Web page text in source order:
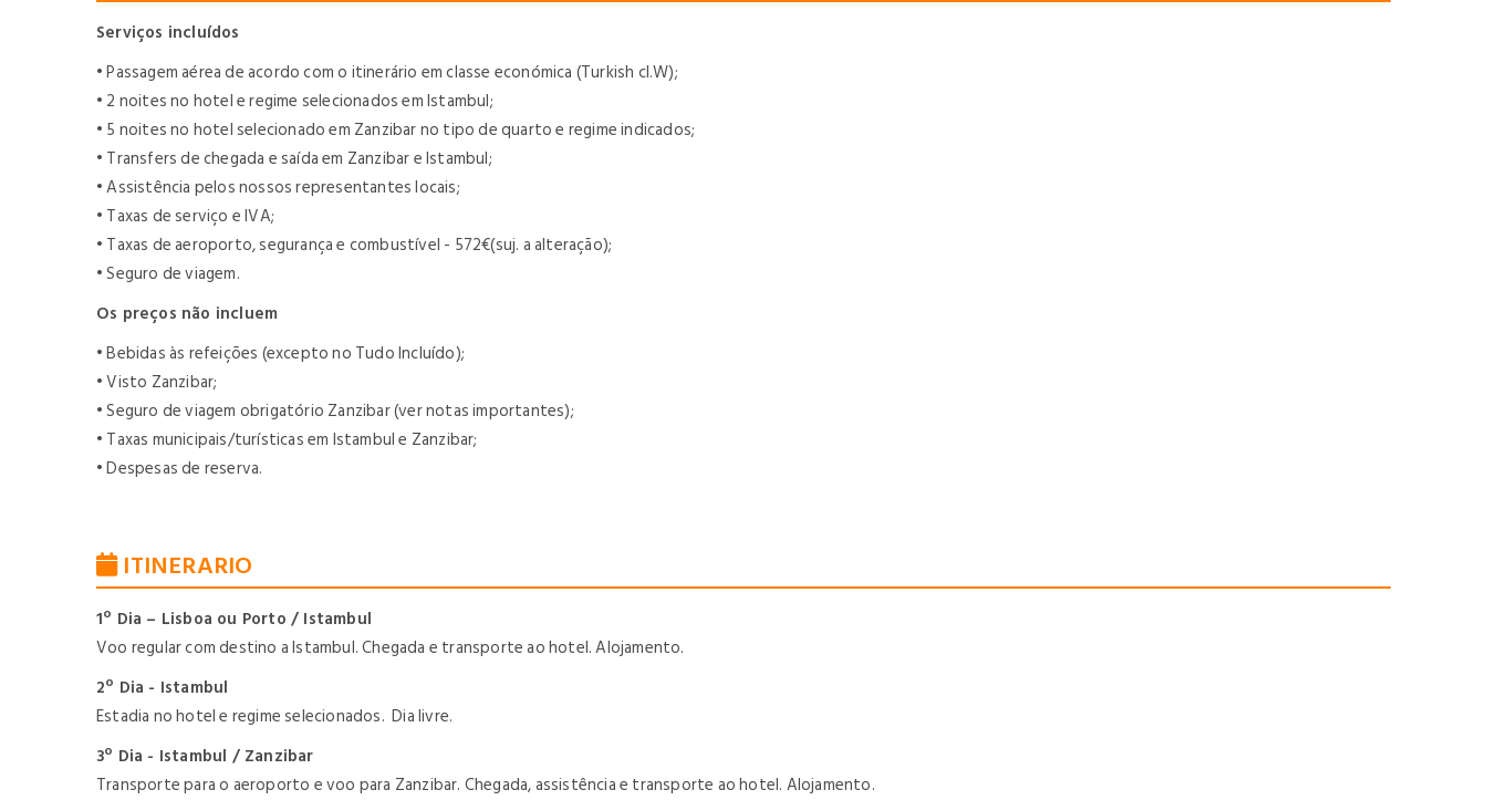
Serviços incluídos
• Passagem aérea de acordo com o itinerário em classe económica (Turkish cl.W);
• 2 noites no hotel e regime selecionados em Istambul;
• 5 noites no hotel selecionado em Zanzibar no tipo de quarto e regime indicados;
• Transfers de chegada e saída em Zanzibar e Istambul;
• Assistência pelos nossos representantes locais;
• Taxas de serviço e IVA;
• Taxas de aeroporto, segurança e combustível - 572€(suj. a alteração);
• Seguro de viagem.
Os preços não incluem
• Bebidas às refeições (excepto no Tudo Incluído);
• Visto Zanzibar;
• Seguro de viagem obrigatório Zanzibar (ver notas importantes);
• Taxas municipais/turísticas em Istambul e Zanzibar;
• Despesas de reserva.
ITINERARIO
1º Dia – Lisboa ou Porto / Istambul
Voo regular com destino a Istambul. Chegada e transporte ao hotel. Alojamento.
2º Dia - Istambul
Estadia no hotel e regime selecionados. Dia livre.
3º Dia - Istambul / Zanzibar
Transporte para o aeroporto e voo para Zanzibar. Chegada, assistência e transporte ao hotel. Alojamento.